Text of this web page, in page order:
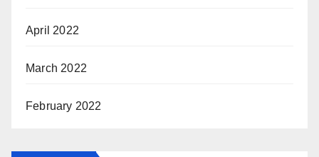
April 2022
March 2022
February 2022